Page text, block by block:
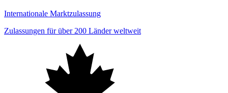
Internationale Marktzulassung
Zulassungen für über 200 Länder weltweit